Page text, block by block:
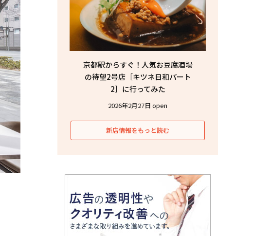
京都駅からすぐ！人気お豆腐酒場
の待望2号店［キツネ日和パート
2］に行ってみた
2026年2月27日 open
新店情報をもっと読む